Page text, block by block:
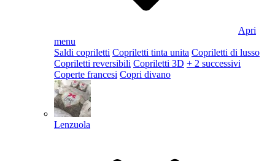
Apri
menu
Saldi copriletti Copriletti tinta unita Copriletti di lusso
Copriletti reversibili Copriletti 3D + 2 successivi
Coperte francesi Copri divano
Lenzuola